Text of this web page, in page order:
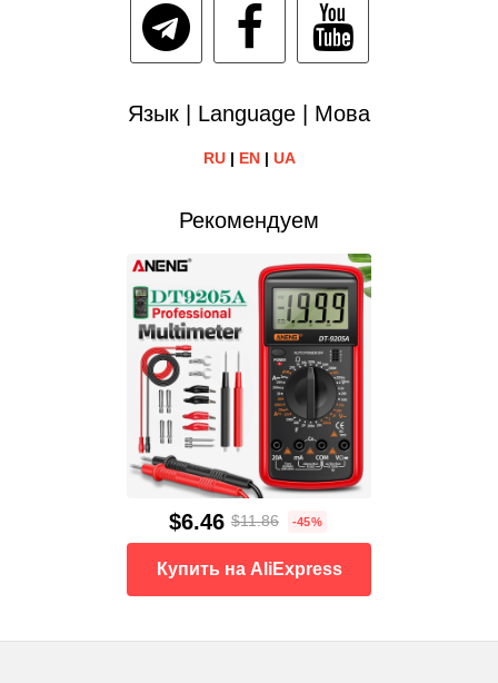
Язык | Language | Мова
RU| EN| UA
Рекомендуем
$6.46 $11.86 -45%
Купить на AliExpress